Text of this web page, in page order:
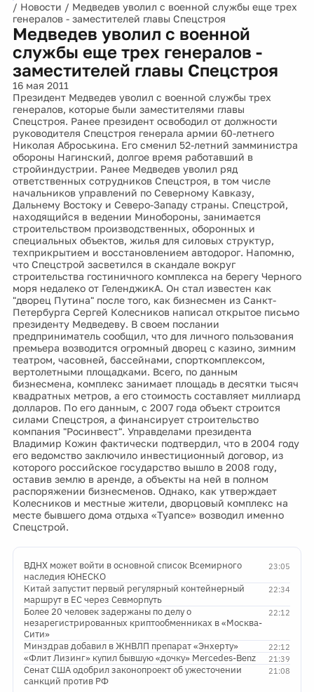
/ Новости / Медведев уволил с военной службы еще трех
генералов - заместителей главы Спецстроя
Медведев уволил с военной
службы еще трех генералов -
заместителей главы Спецстроя
16 мая 2011
Президент Медведев уволил с военной службы трех
генералов, которые были заместителями главы
Спецстроя. Ранее президент освободил от должности
руководителя Спецстроя генерала армии 60-летнего
Николая Аброськина. Его сменил 52-летний замминистра
обороны Нагинский, долгое время работавший в
стройиндустрии. Ранее Медведев уволил ряд
ответственных сотрудников Спецстроя, в том числе
начальников управлений по Северному Кавказу,
Дальнему Востоку и Северо-Западу страны. Спецстрой,
находящийся в ведении Минобороны, занимается
строительством производственных, оборонных и
специальных объектов, жилья для силовых структур,
техприкрытием и восстановлением автодорог. Напомню,
что Спецстрой засветился в скандале вокруг
строительства гостиничного комплекса на берегу Черного
моря недалеко от ГеленджикА. Он стал известен как
"дворец Путина" после того, как бизнесмен из Санкт-
Петербурга Сергей Колесников написал открытое письмо
президенту Медведеву. В своем послании
предприниматель сообщил, что для личного пользования
премьера возводится огромный дворец с казино, зимним
театром, часовней, бассейнами, спорткомплексом,
вертолетными площадками. Всего, по данным
бизнесмена, комплекс занимает площадь в десятки тысяч
квадратных метров, а его стоимость составляет миллиард
долларов. По его данным, с 2007 года объект строится
силами Спецстроя, а финансирует строительство
компания "Росинвест". Управделами президента
Владимир Кожин фактически подтвердил, что в 2004 году
его ведомство заключило инвестиционный договор, из
которого российское государство вышло в 2008 году,
оставив землю в аренде, а объекты на ней в полном
распоряжении бизнесменов. Однако, как утверждает
Колесников и местные жители, дворцовый комплекс на
месте бывшего дома отдыха «Туапсе» возводил именно
Спецстрой.
23:05
ВДНХ может войти в основной список Всемирного
наследия ЮНЕСКО
22:34
Китай запустит первый регулярный контейнерный
маршрут в ЕС через Севморпуть
22:12
Более 20 человек задержаны по делу о
незарегистрированных криптообменниках в «Москва-
Сити»
22:12
Минздрав добавил в ЖНВЛП препарат «Энхерту»
21:39
«Флит Лизинг» купил бывшую «дочку» Mercedes-Benz
21:08
Сенат США одобрил законопроект об ужесточении
санкций против РФ